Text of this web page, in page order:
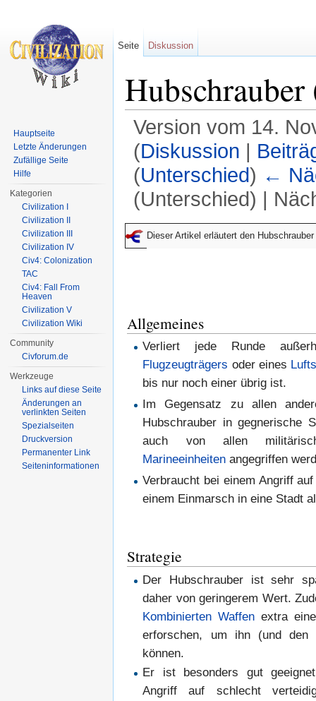
Version vom 14.
(Diskussion |
(Unterschied) ←
(Unterschied) |
Dieser Artikel erläutert den
Allgemeines
Verliert jede Runde
Flugzeugträgers oder eines
bis nur noch einer übrig ist.
Im Gegensatz zu allen
Hubschrauber in gegnerische
auch von allen
Marineeinheiten angegriffen
Verbraucht bei einem Angriff
einem Einmarsch in eine Stadt
Strategie
Der Hubschrauber ist sehr
daher von geringerem Wert.
Kombinierten Waffen extra
erforschen, um ihn (und den
können.
Er ist besonders gut
Angriff auf schlecht
Seite Diskussion
Hauptseite
Letzte Änderungen
Zufällige Seite
Hilfe
Kategorien
Civilization I
Civilization II
Civilization III
Civilization IV
Civ4: Colonization
TAC
Civ4: Fall From
Heaven
Civilization V
Civilization Wiki
Community
Civforum.de
Werkzeuge
Links auf diese Seite
Änderungen an
verlinkten Seiten
Spezialseiten
Druckversion
Permanenter Link
Seiten­informationen